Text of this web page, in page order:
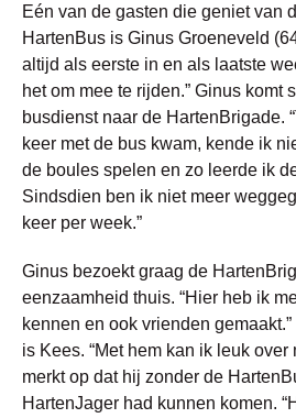
Eén van de gasten die geniet van
HartenBus is Ginus Groeneveld
altijd als eerste in en als laatste
het om mee te rijden.” Ginus komt
busdienst naar de HartenBrigade.
keer met de bus kwam, kende ik
de boules spelen en zo leerde ik
Sindsdien ben ik niet meer
keer per week.”
Ginus bezoekt graag de
eenzaamheid thuis. “Hier heb ik
kennen en ook vrienden
is Kees. “Met hem kan ik leuk over
merkt op dat hij zonder de
HartenJager had kunnen komen.